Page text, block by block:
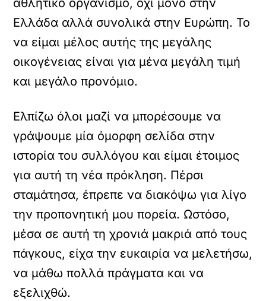
αθλητικό οργανισμό, όχι μόνο στην
Ελλάδα αλλά συνολικά στην Ευρώπη. Το
να είμαι μέλος αυτής της μεγάλης
οικογένειας είναι για μένα μεγάλη τιμή
και μεγάλο προνόμιο.
Ελπίζω όλοι μαζί να μπορέσουμε να
γράψουμε μία όμορφη σελίδα στην
ιστορία του συλλόγου και είμαι έτοιμος
για αυτή τη νέα πρόκληση. Πέρσι
σταμάτησα, έπρεπε να διακόψω για λίγο
την προπονητική μου πορεία. Ωστόσο,
μέσα σε αυτή τη χρονιά μακριά από τους
πάγκους, είχα την ευκαιρία να μελετήσω,
να μάθω πολλά πράγματα και να
εξελιχθώ.